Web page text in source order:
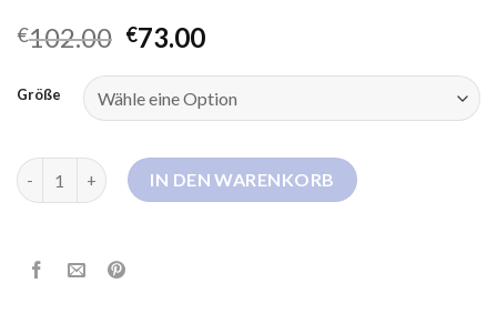
€102.00 €73.00
Größe
ami paris daunenjacke MengeIN DEN WARENKORB